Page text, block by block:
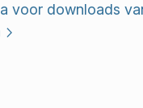
voor downloads